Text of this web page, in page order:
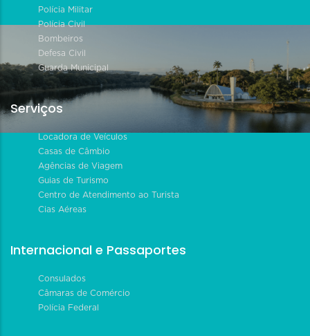
Polícia Militar
Polícia Civil
Bombeiros
Defesa Civil
Guarda Municipal
Serviços
Locadora de Veículos
Casas de Câmbio
Agências de Viagem
Guias de Turismo
Centro de Atendimento ao Turista
Cias Aéreas
Internacional e Passaportes
Consulados
Câmaras de Comércio
Polícia Federal